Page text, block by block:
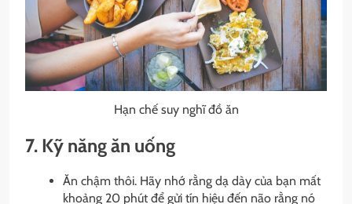
Hạn chế suy nghĩ đồ ăn
7. Kỹ năng ăn uống
Ăn chậm thôi. Hãy nhớ rằng dạ dày của bạn mất
khoảng 20 phút để gửi tín hiệu đến não rằng nó